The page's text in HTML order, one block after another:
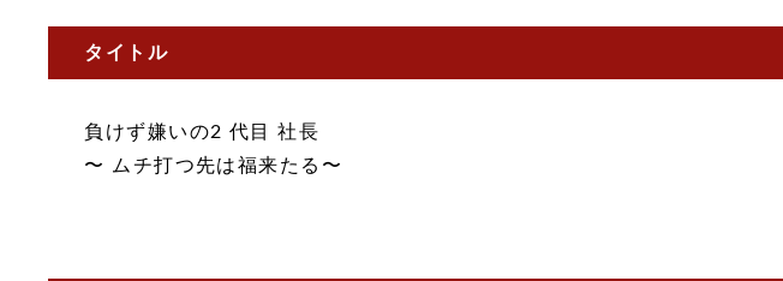
タイトル
負けず嫌いの2 代目 社長
〜 ムチ打つ先は福来たる〜